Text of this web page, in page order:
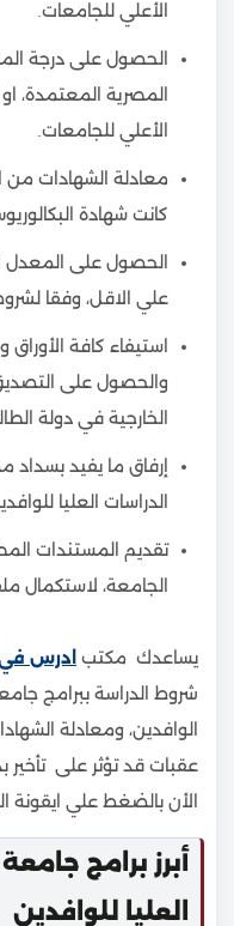
الأعلي للجامعات.
الحصول على درجة
المصرية المعتمدة،
الأعلي للجامعات.
معادلة الشهادات من
كانت شهادة
الحصول على المعدل
علي الاقل، وفقا
استيفاء كافة
والحصول على
الخارجية في دولة
إرفاق ما يفيد
الدراسات العليا
تقديم المستندات
الجامعة، لاستكمال
يساعدك مكتب ادرس
شروط الدراسة ببرامج
الوافدين، ومعادلة
عقبات قد تؤثر على تأخير
الأن بالضغط علي ايقونة
أبرز برامج
العليا للوافدين